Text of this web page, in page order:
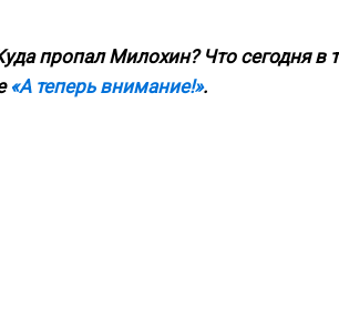
пропал Милохин? Что сегодня в
«А теперь внимание!».